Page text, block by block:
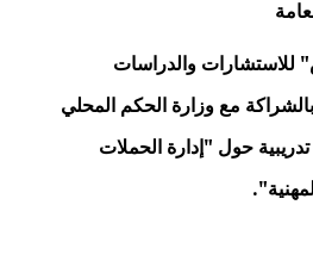
والدراسات
بالشراكة مع وزارة الحكم المحلي
حول "إدارة الحملات